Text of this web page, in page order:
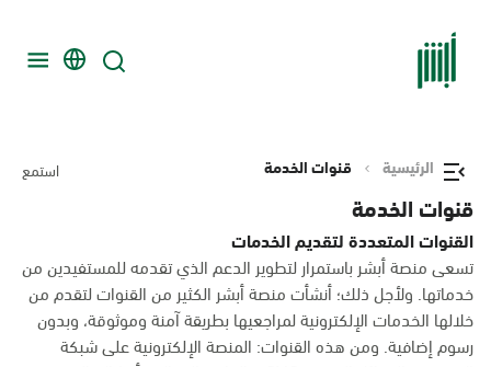
الرئيسية قنوات الخدمة استمع
قنوات الخدمة
القنوات المتعددة لتقديم الخدمات
تسعى منصة أبشر باستمرار لتطوير الدعم الذي تقدمه للمستفيدين من
خدماتها. ولأجل ذلك؛ أنشأت منصة أبشر الكثير من القنوات لتقدم من
خلالها الخدمات الإلكترونية لمراجعيها بطريقة آمنة وموثوقة، وبدون
رسوم إضافية. ومن هذه القنوات: المنصة الإلكترونية على شبكة